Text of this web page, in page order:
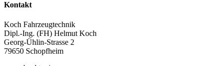
Kontakt
Koch Fahrzeugtechnik
Dipl.-Ing. (FH) Helmut Koch
Georg-Ühlin-Strasse 2
79650 Schopfheim